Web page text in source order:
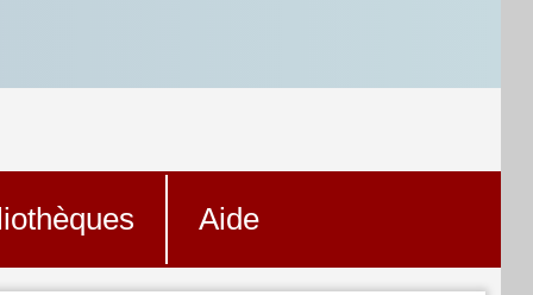
Aide